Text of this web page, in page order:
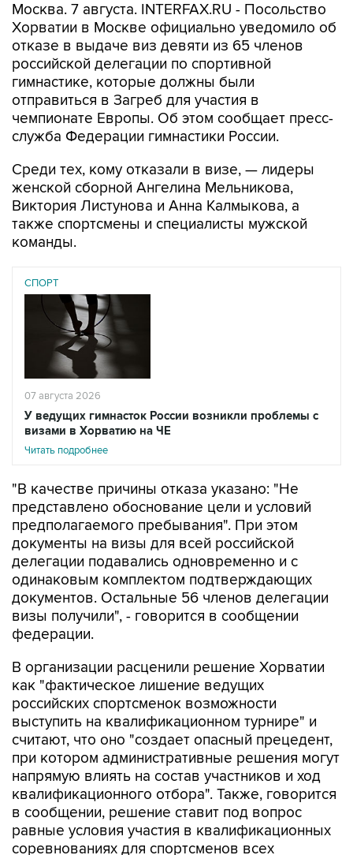
Москва. 7 августа. INTERFAX.RU - Посольство
Хорватии в Москве официально уведомило об
отказе в выдаче виз девяти из 65 членов
российской делегации по спортивной
гимнастике, которые должны были
отправиться в Загреб для участия в
чемпионате Европы. Об этом сообщает пресс-
служба Федерации гимнастики России.
Среди тех, кому отказали в визе, — лидеры
женской сборной Ангелина Мельникова,
Виктория Листунова и Анна Калмыкова, а
также спортсмены и специалисты мужской
команды.
СПОРТ
07 августа 2026
У ведущих гимнасток России возникли проблемы с
визами в Хорватию на ЧЕ
Читать подробнее
"В качестве причины отказа указано: "Не
представлено обоснование цели и условий
предполагаемого пребывания". При этом
документы на визы для всей российской
делегации подавались одновременно и с
одинаковым комплектом подтверждающих
документов. Остальные 56 членов делегации
визы получили", - говорится в сообщении
федерации.
В организации расценили решение Хорватии
как "фактическое лишение ведущих
российских спортсменок возможности
выступить на квалификационном турнире" и
считают, что оно "создает опасный прецедент,
при котором административные решения могут
напрямую влиять на состав участников и ход
квалификационного отбора". Также, говорится
в сообщении, решение ставит под вопрос
равные условия участия в квалификационных
соревнованиях для спортсменов всех